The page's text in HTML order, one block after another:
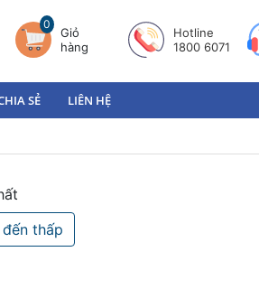
0
Giỏ
hàng
Hotline
1800 6071
SẺ LIÊN HỆ
thấp